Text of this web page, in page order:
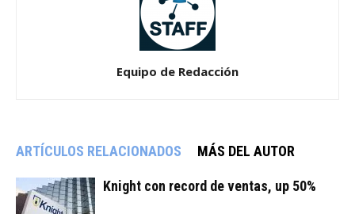
Equipo de Redacción
ARTÍCULOS RELACIONADOS MÁS DEL AUTOR
Knight con record de ventas, up 50%